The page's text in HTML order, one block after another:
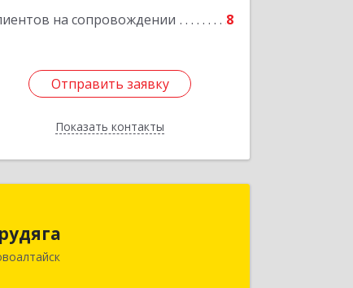
на сопровождении 8
Отправить заявку
Показать контакты
Подробнее
Отправить заявку
Назад
Алтайский край, Новоалтайск
г, Прудская ул, дом № 10-21